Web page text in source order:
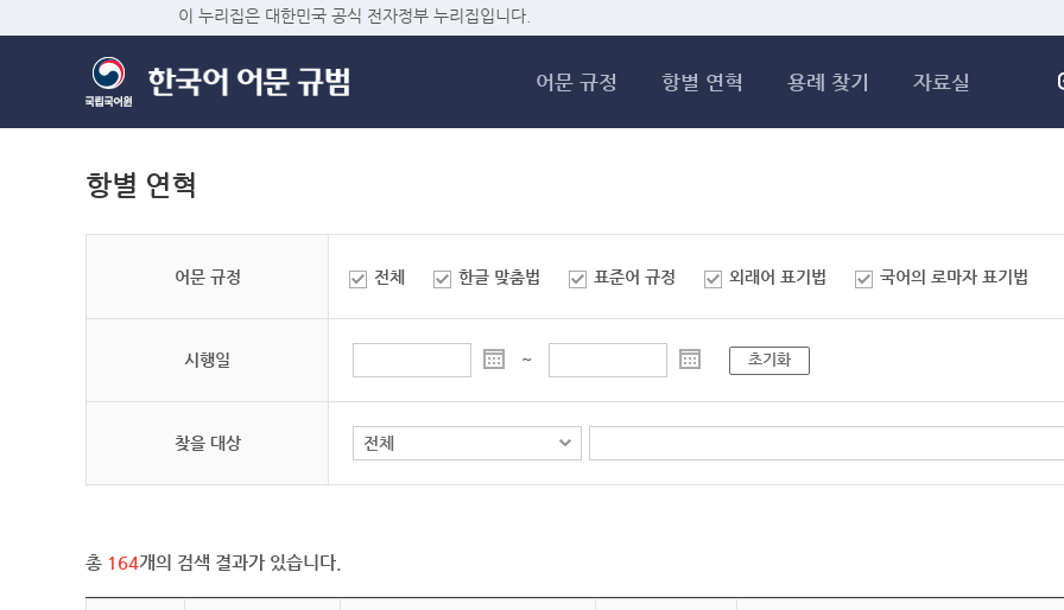
이 누리집은 대한민국 공식 전자정부 누리집입니다.
어문 규정 항별 연혁 용례 찾기 자료실
항별 연혁
어문 규정 전체 한글 맞춤법 표준어 규정 외래어 표기법 국어의 로마자 표기법
시행일 ~ 초기화
찾을 대상
총 164개의 검색 결과가 있습니다.